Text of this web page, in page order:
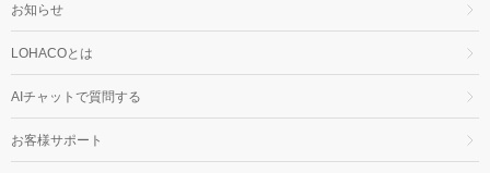
お知らせ
LOHACOとは
AIチャットで質問する
お客様サポート